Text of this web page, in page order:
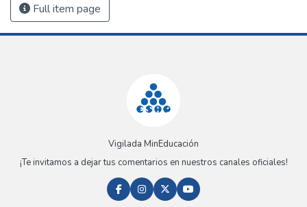
Full item page
Vigilada MinEducación
¡Te invitamos a dejar tus comentarios en nuestros canales oficiales!